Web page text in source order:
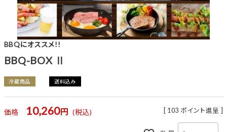
BBQにオススメ!!
BBQ-BOX Ⅱ
冷蔵商品 送料込み
価格 10,260 税込 [ 103 ポイント進呈 ]